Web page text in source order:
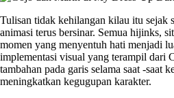
Tulisan tidak kehilangan kilau itu sejak
animasi terus bersinar. Semua hijinks,
momen yang menyentuh hati menjadi
implementasi visual yang terampil dari
tambahan pada garis selama saat -saat
meningkatkan kegugupan karakter.